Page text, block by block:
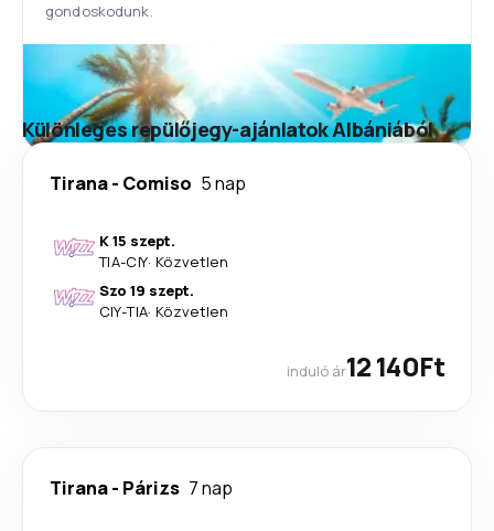
gondoskodunk.
Különleges repülőjegy-ajánlatok Albániából
Tirana- Comiso 5 nap
K 15 szept.
TIA-CIY· Közvetlen
Szo 19 szept.
CIY-TIA· Közvetlen
induló ár12 140Ft
Tirana- Párizs 7 nap